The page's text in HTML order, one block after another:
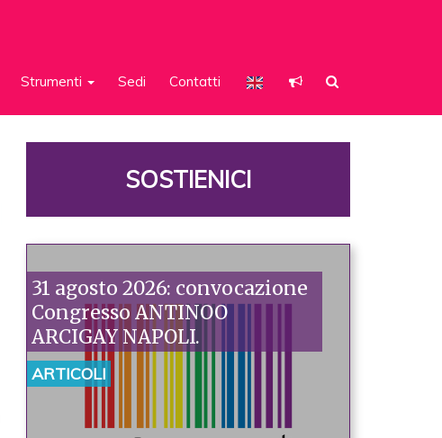
Strumenti Sedi Contatti
SOSTIENICI
31 agosto 2026: convocazione
Congresso ANTINOO
ARCIGAY NAPOLI.
ARTICOLI